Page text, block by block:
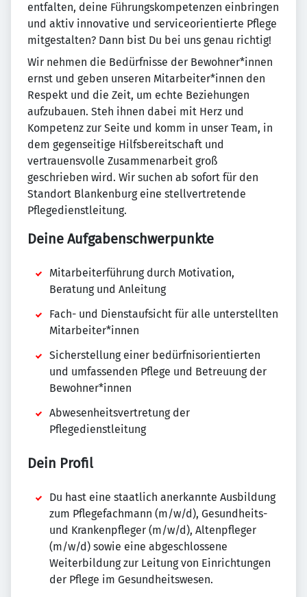
entfalten, deine Führungskompetenzen einbringen
und aktiv innovative und serviceorientierte Pflege
mitgestalten? Dann bist Du bei uns genau richtig!
Wir nehmen die Bedürfnisse der Bewohner*innen
ernst und geben unseren Mitarbeiter*innen den
Respekt und die Zeit, um echte Beziehungen
aufzubauen. Steh ihnen dabei mit Herz und
Kompetenz zur Seite und komm in unser Team, in
dem gegenseitige Hilfsbereitschaft und
vertrauensvolle Zusammenarbeit groß
geschrieben wird. Wir suchen ab sofort für den
Standort Blankenburg eine stellvertretende
Pflegedienstleitung.
Deine Aufgabenschwerpunkte
Mitarbeiterführung durch Motivation,
Beratung und Anleitung
Fach- und Dienstaufsicht für alle unterstellten
Mitarbeiter*innen
Sicherstellung einer bedürfnisorientierten
und umfassenden Pflege und Betreuung der
Bewohner*innen
Abwesenheitsvertretung der
Pflegedienstleitung
Dein Profil
Du hast eine staatlich anerkannte Ausbildung
zum Pflegefachmann (m/w/d), Gesundheits-
und Krankenpfleger (m/w/d), Altenpfleger
(m/w/d) sowie eine abgeschlossene
Weiterbildung zur Leitung von Einrichtungen
der Pflege im Gesundheitswesen.